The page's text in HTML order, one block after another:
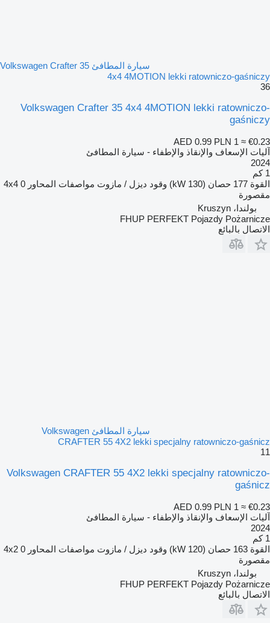
سيارة المطافئ Volkswagen Crafter 35
4x4 4MOTION lekki ratowniczo-gaśniczy
36
Volkswagen Crafter 35 4x4 4MOTION lekki ratowniczo-
gaśniczy
AED 0.99 PLN 1 ≈ €0.23
آليات الإسعاف والإنقاذ والإطفاء - سيارة المطافئ
2024
1 كم
القوة 177 حصان (130 kW) وقود ديزل / مازوت مواصفات المحاور 4x4 0
مقصورة
بولندا، Kruszyn
FHUP PERFEKT Pojazdy Pożarnicze
الاتصال بالبائع
سيارة المطافئ Volkswagen
CRAFTER 55 4X2 lekki specjalny ratowniczo-gaśnicz
11
Volkswagen CRAFTER 55 4X2 lekki specjalny ratowniczo-
gaśnicz
AED 0.99 PLN 1 ≈ €0.23
آليات الإسعاف والإنقاذ والإطفاء - سيارة المطافئ
2024
1 كم
القوة 163 حصان (120 kW) وقود ديزل / مازوت مواصفات المحاور 4x2 0
مقصورة
بولندا، Kruszyn
FHUP PERFEKT Pojazdy Pożarnicze
الاتصال بالبائع